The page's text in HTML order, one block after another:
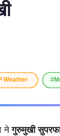
नेगुरुमुखी